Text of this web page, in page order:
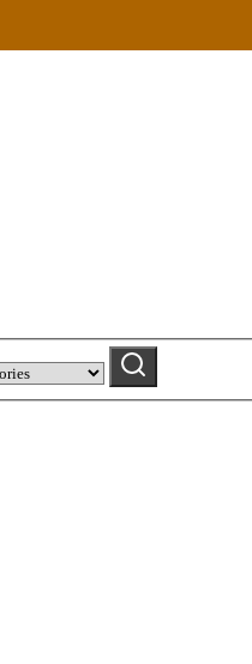
Pesquisar